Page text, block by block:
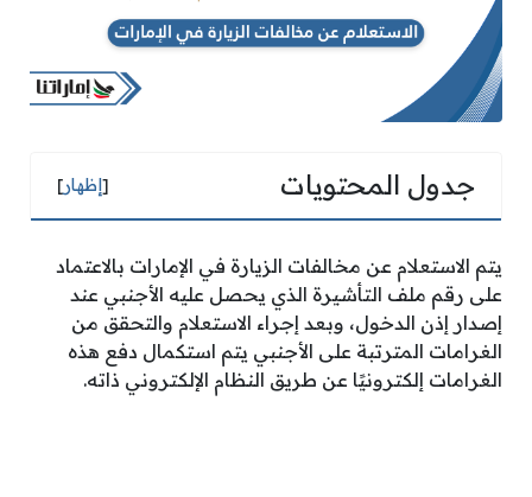
جدول المحتويات [إظهار]
يتم الاستعلام عن مخالفات الزيارة في الإمارات بالاعتماد
على رقم ملف التأشيرة الذي يحصل عليه الأجنبي عند
إصدار إذن الدخول، وبعد إجراء الاستعلام والتحقق من
الغرامات المترتبة على الأجنبي يتم استكمال دفع هذه
الغرامات إلكترونيًا عن طريق النظام الإلكتروني ذاته.